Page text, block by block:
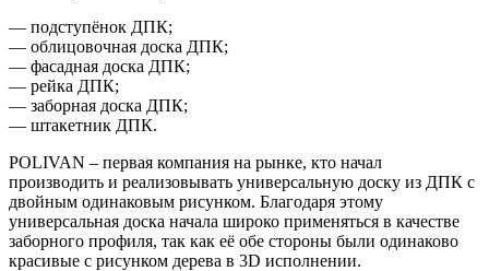
— подступёнок ДПК;
— облицовочная доска ДПК;
— фасадная доска ДПК;
— рейка ДПК;
— заборная доска ДПК;
— штакетник ДПК.
POLIVAN – первая компания на рынке, кто начал
производить и реализовывать универсальную доску из ДПК с
двойным одинаковым рисунком. Благодаря этому
универсальная доска начала широко применяться в качестве
заборного профиля, так как её обе стороны были одинаково
красивые с рисунком дерева в 3D исполнении.